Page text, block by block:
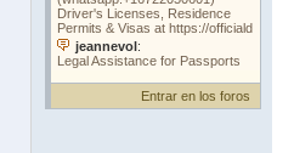
Entrar en los foros